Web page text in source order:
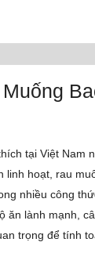
tại Việt Nam
linh hoạt, rau
nhiều công
ăn lành mạnh,
trọng để tính